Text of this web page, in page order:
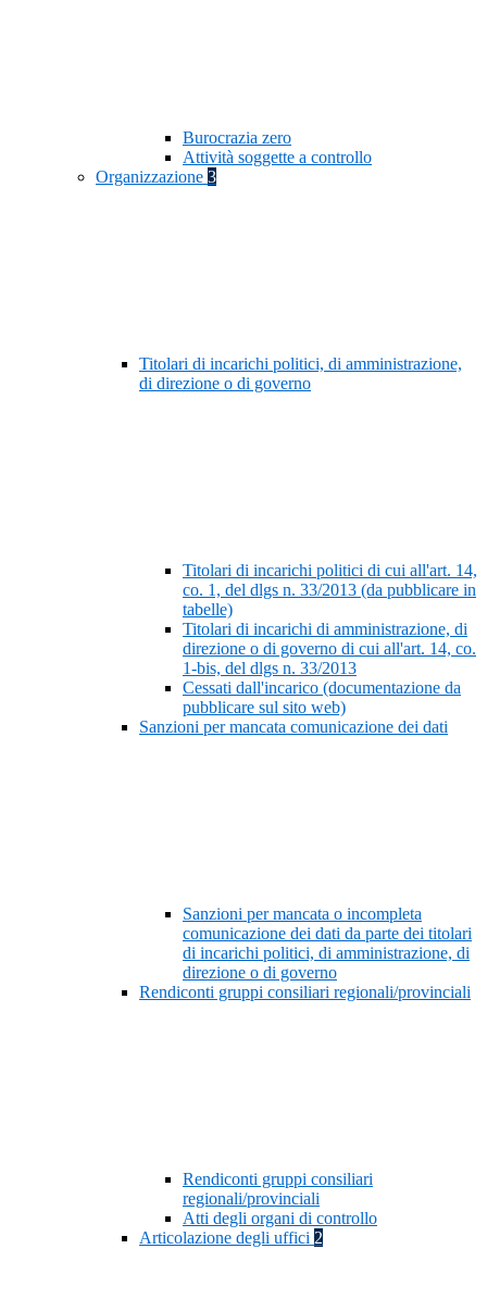
Burocrazia zero
Attività soggette a controllo
Organizzazione 3
Titolari di incarichi politici, di amministrazione,
di direzione o di governo
Titolari di incarichi politici di cui all'art. 14,
co. 1, del dlgs n. 33/2013 (da pubblicare in
tabelle)
Titolari di incarichi di amministrazione, di
direzione o di governo di cui all'art. 14, co.
1-bis, del dlgs n. 33/2013
Cessati dall'incarico (documentazione da
pubblicare sul sito web)
Sanzioni per mancata comunicazione dei dati
Sanzioni per mancata o incompleta
comunicazione dei dati da parte dei titolari
di incarichi politici, di amministrazione, di
direzione o di governo
Rendiconti gruppi consiliari regionali/provinciali
Rendiconti gruppi consiliari
regionali/provinciali
Atti degli organi di controllo
Articolazione degli uffici 2